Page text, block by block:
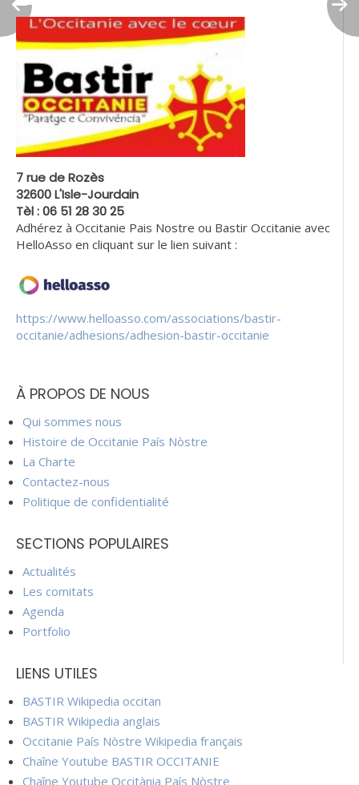
7 rue de Rozès
32600 L'Isle-Jourdain
Tèl : 06 51 28 30 25
Adhérez à Occitanie Pais Nostre ou Bastir Occitanie avec
HelloAsso en cliquant sur le lien suivant :
https://www.helloasso.com/associations/bastir-
occitanie/adhesions/adhesion-bastir-occitanie
À PROPOS DE NOUS
Qui sommes nous
Histoire de Occitanie País Nòstre
La Charte
Contactez-nous
Politique de confidentialité
SECTIONS POPULAIRES
Actualités
Les comitats
Agenda
Portfolio
LIENS UTILES
BASTIR Wikipedia occitan
BASTIR Wikipedia anglais
Occitanie País Nòstre Wikipedia français
Chaîne Youtube BASTIR OCCITANIE
Chaîne Youtube Occitània País Nòstre